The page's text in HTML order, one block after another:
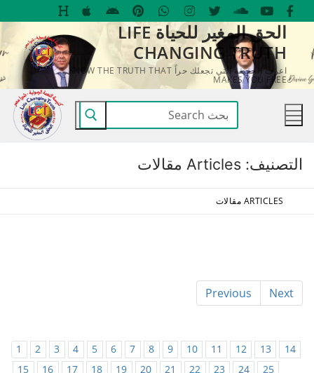
التجاوز
المحتوى
الحق المغير للحياة LIFE
CHANGING TRUTH
اعرف الحقيقة التي تجعلك حراً KNOW THE TRUTH THAT
MAKES YOU FREE
البحث
عن:
التصنيف: Articles مقالات
ARTICLES مقالات
Previous Next
1 2 3 4 5 6 7 8 9 10 11 12 13
14
15
16 17 18 19 20 21 22 23 24
25